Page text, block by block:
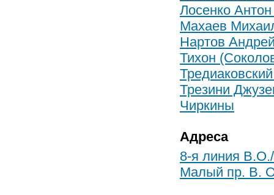
Лосенко
Махаев
Нартов
Тихон
Трезини
Чиркины
Адреса
8-я линия
Малый пр. В.